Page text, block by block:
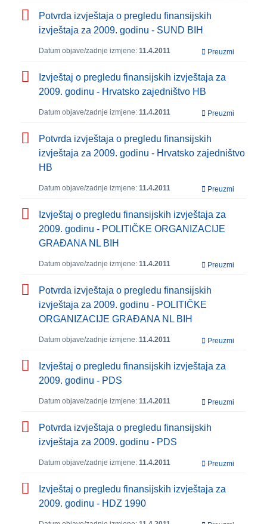
Potvrda izvještaja o pregledu finansijskih
izvještaja za 2009. godinu - SUND BIH
Datum objave/zadnje izmjene: 11.4.2011 Preuzmi
Izvještaj o pregledu finansijskih izvještaja za
2009. godinu - Hrvatsko zajedništvo HB
Datum objave/zadnje izmjene: 11.4.2011 Preuzmi
Potvrda izvještaja o pregledu finansijskih
izvještaja za 2009. godinu - Hrvatsko zajedništvo
HB
Datum objave/zadnje izmjene: 11.4.2011 Preuzmi
Izvještaj o pregledu finansijskih izvještaja za
2009. godinu - POLITIČKE ORGANIZACIJE
GRAĐANA NL BIH
Datum objave/zadnje izmjene: 11.4.2011 Preuzmi
Potvrda izvještaja o pregledu finansijskih
izvještaja za 2009. godinu - POLITIČKE
ORGANIZACIJE GRAĐANA NL BIH
Datum objave/zadnje izmjene: 11.4.2011 Preuzmi
Izvještaj o pregledu finansijskih izvještaja za
2009. godinu - PDS
Datum objave/zadnje izmjene: 11.4.2011 Preuzmi
Potvrda izvještaja o pregledu finansijskih
izvještaja za 2009. godinu - PDS
Datum objave/zadnje izmjene: 11.4.2011 Preuzmi
Izvještaj o pregledu finansijskih izvještaja za
2009. godinu - HDZ 1990